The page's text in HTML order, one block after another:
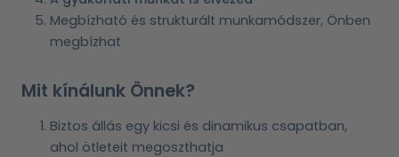
Megbízható és strukturált munkamódszer, Önben
megbízhat
Mit kínálunk Önnek?
Biztos állás egy kicsi és dinamikus csapatban,
ahol ötleteit megoszthatja